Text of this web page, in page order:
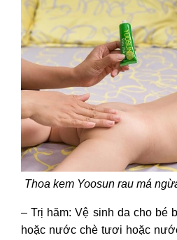
Thoa kem Yoosun rau má
– Trị hăm: Vệ sinh da cho bé
hoặc nước chè tươi hoặc